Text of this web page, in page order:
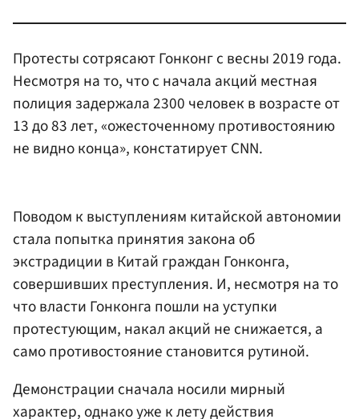
Протесты сотрясают Гонконг с весны 2019 года.
Несмотря на то, что с начала акций местная
полиция задержала 2300 человек в возрасте от
13 до 83 лет, «ожесточенному противостоянию
не видно конца», констатирует CNN.
Поводом к выступлениям китайской автономии
стала попытка принятия закона об
экстрадиции в Китай граждан Гонконга,
совершивших преступления. И, несмотря на то
что власти Гонконга пошли на уступки
протестующим, накал акций не снижается, а
само противостояние становится рутиной.
Демонстрации сначала носили мирный
характер, однако уже к лету действия